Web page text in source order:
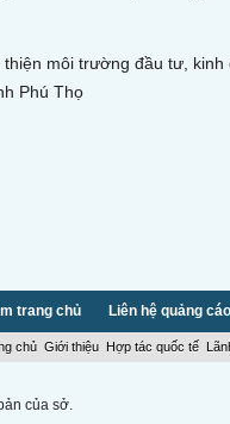
môi trường đầu tư, kinh
Phú Thọ
trang chủ Liên hệ quảng cáo
chủ Giới thiệu Hợp tác quốc tế
của sở.